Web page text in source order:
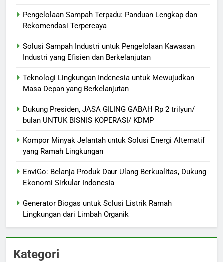
Pengelolaan Sampah Terpadu: Panduan Lengkap dan
Rekomendasi Terpercaya
Solusi Sampah Industri untuk Pengelolaan Kawasan
Industri yang Efisien dan Berkelanjutan
Teknologi Lingkungan Indonesia untuk Mewujudkan
Masa Depan yang Berkelanjutan
Dukung Presiden, JASA GILING GABAH Rp 2 trilyun/
bulan UNTUK BISNIS KOPERASI/ KDMP
Kompor Minyak Jelantah untuk Solusi Energi Alternatif
yang Ramah Lingkungan
EnviGo: Belanja Produk Daur Ulang Berkualitas, Dukung
Ekonomi Sirkular Indonesia
Generator Biogas untuk Solusi Listrik Ramah
Lingkungan dari Limbah Organik
Kategori